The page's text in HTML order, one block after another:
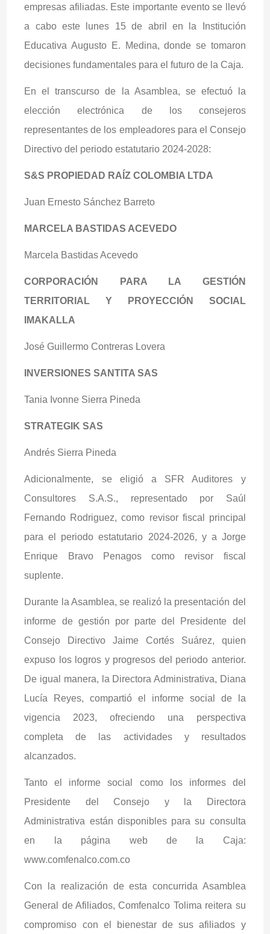
empresas afiliadas. Este importante evento se llevó
a cabo este lunes 15 de abril en la Institución
Educativa Augusto E. Medina, donde se tomaron
decisiones fundamentales para el futuro de la Caja.
En el transcurso de la Asamblea, se efectuó la
elección electrónica de los consejeros
representantes de los empleadores para el Consejo
Directivo del periodo estatutario 2024-2028:
S&S PROPIEDAD RAÍZ COLOMBIA LTDA
Juan Ernesto Sánchez Barreto
MARCELA BASTIDAS ACEVEDO
Marcela Bastidas Acevedo
CORPORACIÓN PARA LA GESTIÓN
TERRITORIAL Y PROYECCIÓN SOCIAL
IMAKALLA
José Guillermo Contreras Lovera
INVERSIONES SANTITA SAS
Tania Ivonne Sierra Pineda
STRATEGIK SAS
Andrés Sierra Pineda
Adicionalmente, se eligió a SFR Auditores y
Consultores S.A.S., representado por Saúl
Fernando Rodriguez, como revisor fiscal principal
para el periodo estatutario 2024-2026, y a Jorge
Enrique Bravo Penagos como revisor fiscal
suplente.
Durante la Asamblea, se realizó la presentación del
informe de gestión por parte del Presidente del
Consejo Directivo Jaime Cortés Suárez, quien
expuso los logros y progresos del periodo anterior.
De igual manera, la Directora Administrativa, Diana
Lucía Reyes, compartió el informe social de la
vigencia 2023, ofreciendo una perspectiva
completa de las actividades y resultados
alcanzados.
Tanto el informe social como los informes del
Presidente del Consejo y la Directora
Administrativa están disponibles para su consulta
en la página web de la Caja:
www.comfenalco.com.co
Con la realización de esta concurrida Asamblea
General de Afiliados, Comfenalco Tolima reitera su
compromiso con el bienestar de sus afiliados y